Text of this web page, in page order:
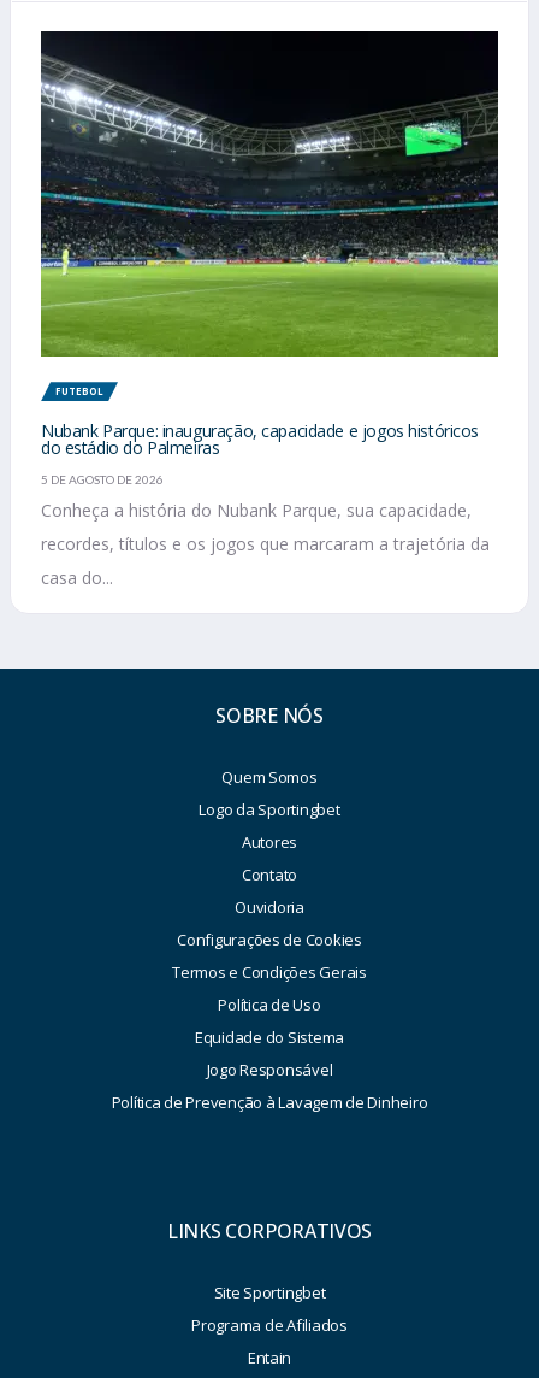
FUTEBOL
Nubank Parque: inauguração, capacidade e jogos históricos
do estádio do Palmeiras
5 DE AGOSTO DE 2026
Conheça a história do Nubank Parque, sua capacidade,
recordes, títulos e os jogos que marcaram a trajetória da
casa do...
SOBRE NÓS
Quem Somos
Logo da Sportingbet
Autores
Contato
Ouvidoria
Configurações de Cookies
Termos e Condições Gerais
Política de Uso
Equidade do Sistema
Jogo Responsável
Política de Prevenção à Lavagem de Dinheiro
LINKS CORPORATIVOS
Site Sportingbet
Programa de Afiliados
Entain